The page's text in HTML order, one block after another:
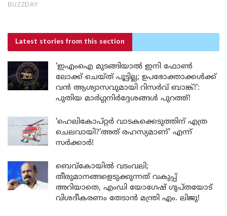
Latest stories from this section
‘ഇഎംഐ മുടങ്ങിയാൽ ഇനി ഫോൺ
ലോക്ക് ചെയ്ത് പൂട്ടില്ല; ഉപഭോക്താക്കൾക്ക്
വൻ ആശ്വാസവുമായി റിസർവ് ബാങ്ക്!’:
പുതിയ മാർഗ്ഗനിർദ്ദേശങ്ങൾ പുറത്ത്!
‘ഹെലികോപ്റ്റർ വാടകക്കെടുത്തിന് എത്ര
ചെലവായി?’അത് രഹസ്യമാണ്’ എന്ന്
സർക്കാർ!
ബെവ്കോയിൽ വടംവലി;
തീരുമാനങ്ങളെടുക്കുന്നത് വകുപ്പ്
അറിയാതെ, എംഡി യോഗേഷ് ഗുപ്തയോട്
വിശദീകരണം തേടാൻ മന്ത്രി എം. ലിജു!